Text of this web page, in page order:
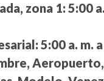
zona 1: 5:00
5:00 a. m.